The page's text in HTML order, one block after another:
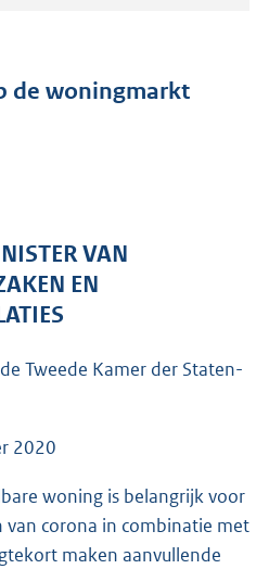
s
e
b
de woningmarkt
VAN
EN
Tweede Kamer der Staten-
2020
woning is belangrijk voor
van corona in combinatie met
maken aanvullende